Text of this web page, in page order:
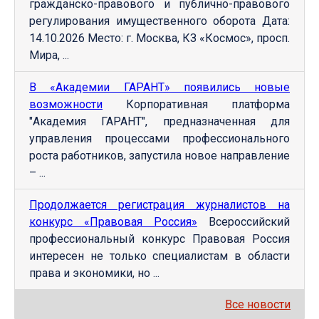
гражданско-правового и публично-правового
регулирования имущественного оборота Дата:
14.10.2026 Место: г. Москва, КЗ «Космос», просп.
Мира, ...
В «Академии ГАРАНТ» появились новые
возможности Корпоративная платформа
"Академия ГАРАНТ", предназначенная для
управления процессами профессионального
роста работников, запустила новое направление
– ...
Продолжается регистрация журналистов на
конкурс «Правовая Россия» Всероссийский
профессиональный конкурс Правовая Россия
интересен не только специалистам в области
права и экономики, но ...
Все новости